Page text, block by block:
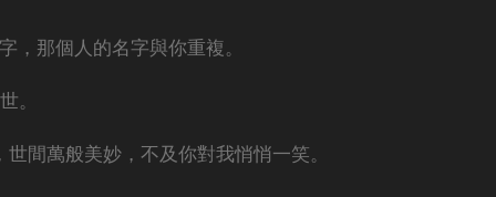
，那個人的名字與你重複。
。
間萬般美妙，不及你對我悄悄一笑。